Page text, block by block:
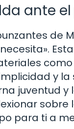
ante
de
y
juventud
para ti a